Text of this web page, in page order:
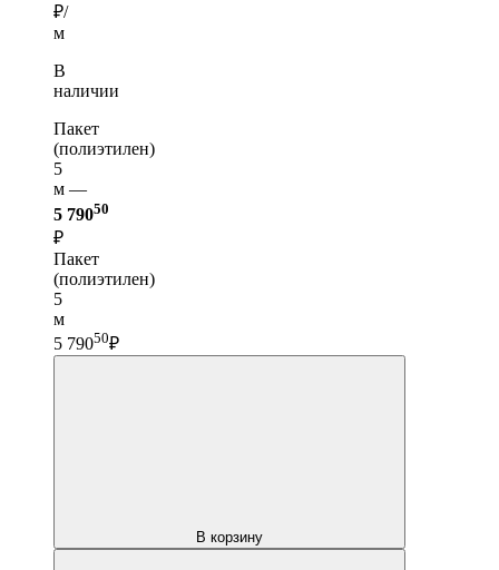
₽/
м
В
наличии
Пакет
(полиэтилен)
5
м —
5 79050
₽
Пакет
(полиэтилен)
5
м
5 79050₽
В корзину